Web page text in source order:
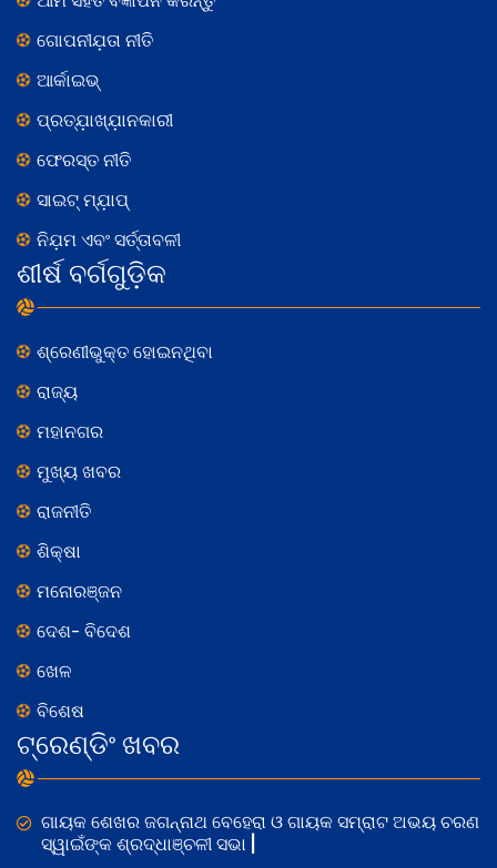
ଗୋପନୀଯ଼ତା ନୀତି
ଆର୍କାଇଭ୍
ପ୍ରତ୍ଯ଼ାଖ୍ଯ଼ାନକାରୀ
ଫେରସ୍ତ ନୀତି
ସାଇଟ୍ ମ୍ଯ଼ାପ୍
ନିଯ଼ମ ଏବଂ ସର୍ତ୍ତାବଳୀ
ଶୀର୍ଷ ବର୍ଗଗୁଡ଼ିକ
ଶ୍ରେଣୀଭୁକ୍ତ ହୋଇନଥିବା
ରାଜ୍ୟ
ମହାନଗର
ମୁଖ୍ୟ ଖବର
ରାଜନୀତି
ଶିକ୍ଷା
ମନୋରଞ୍ଜନ
ଦେଶ- ବିଦେଶ
ଖେଳ
ବିଶେଷ
ଟ୍ରେଣ୍ଡିଂ ଖବର
ଗାୟକ ଶେଖର ଜଗନ୍ନାଥ ବେହେରା ଓ ଗାୟକ ସମ୍ରାଟ ଅଭୟ ଚରଣ
ସ୍ୱାଇଁଙ୍କ ଶ୍ରଦ୍ଧାଞ୍ଚଳୀ ସଭା |